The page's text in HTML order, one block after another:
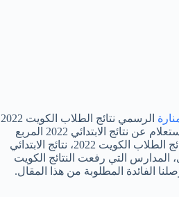
الرسمي نتائج الطلاب الكويت 2022
الابتدائي بالرقم المدني، الاستعلام عن نتائج الابتدائي 2022 المربع
الإلكتروني، الاستعلام عن نتائج الطلاب الكويت 2022، نتائج الابتدائي
المدارس التي رفعت النتائج الكويت